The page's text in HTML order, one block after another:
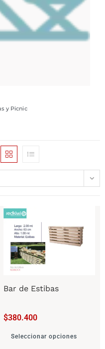
y Picnic
Bar de Estibas
$380.400
Seleccionar opciones